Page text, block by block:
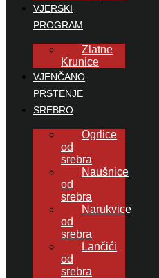
VJERSKI
PROGRAM
Zlatne
Krunice
VJENČANO
PRSTENJE
SREBRO
Ogrlice
od
srebra
Naušnice
od
srebra
Narukvice
od
srebra
Lančići
od
srebra